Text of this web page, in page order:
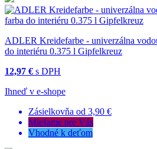
ADLER Kreidefarbe - univerzálna
do interiéru 0.375 l Gipfelkreuz
12,97 € s DPH
Ihneď v e-shope
Zásielkovňa od 3,90 €
Miešame pre Vás
Vhodné k deťom